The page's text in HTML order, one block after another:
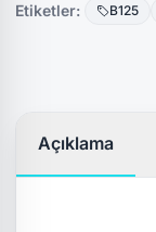
Etiketler: B125
Açıklama